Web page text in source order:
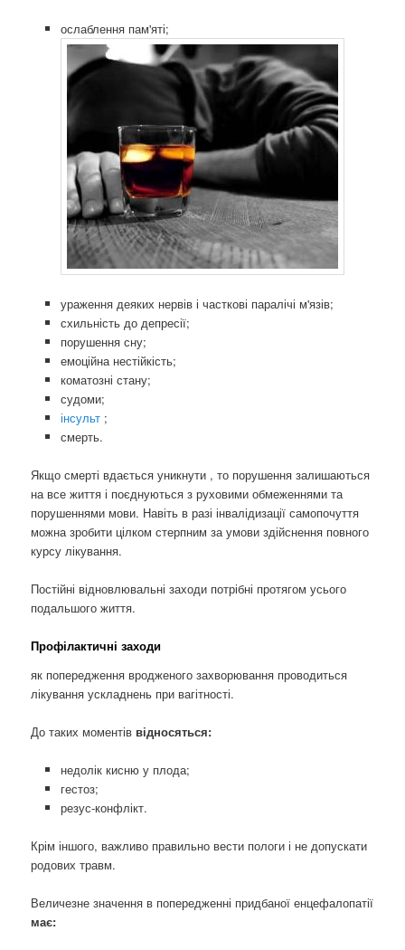
ослаблення пам'яті;
ураження деяких нервів і часткові паралічі м'язів;
схильність до депресії;
порушення сну;
емоційна нестійкість;
коматозні стану;
судоми;
інсульт ;
смерть.
Якщо смерті вдається уникнути , то порушення залишаються
на все життя і поєднуються з руховими обмеженнями та
порушеннями мови. Навіть в разі інвалідизації самопочуття
можна зробити цілком стерпним за умови здійснення повного
курсу лікування.
Постійні відновлювальні заходи потрібні протягом усього
подальшого життя.
Профілактичні заходи
як попередження вродженого захворювання проводиться
лікування ускладнень при вагітності.
До таких моментів відносяться:
недолік кисню у плода;
гестоз;
резус-конфлікт.
Крім іншого, важливо правильно вести пологи і не допускати
родових травм.
Величезне значення в попередженні придбаної енцефалопатії
має: